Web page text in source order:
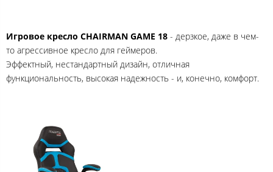
Игровое кресло CHAIRMAN GAME 18 - дерзкое, даже в чем-
то агрессивное кресло для геймеров.
Эффектный, нестандартный дизайн, отличная
функциональность, высокая надежность - и, конечно, комфорт.